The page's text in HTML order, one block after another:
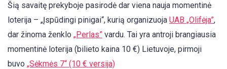
Šią savaitę prekyboje pasirodė dar viena nauja momentinė
loterija – „Įspūdingi pinigai“, kurią organizuoja UAB „Olifėja”,
dar žinoma ženklo „Perlas” vardu. Tai yra antroji brangiausia
momentinė loterija (bilieto kaina 10 €) Lietuvoje, pirmoji
buvo „Sėkmės 7“ (10 € versija)